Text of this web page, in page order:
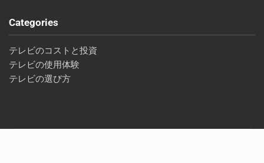
Categories
テレビのコストと投資
テレビの使用体験
テレビの選び方